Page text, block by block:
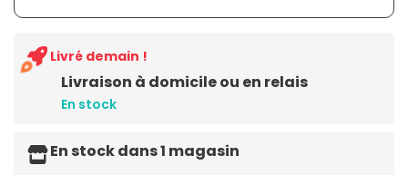
Livraison à domicile ou en relais
En stock
Livré demain !
En stock dans 1 magasin